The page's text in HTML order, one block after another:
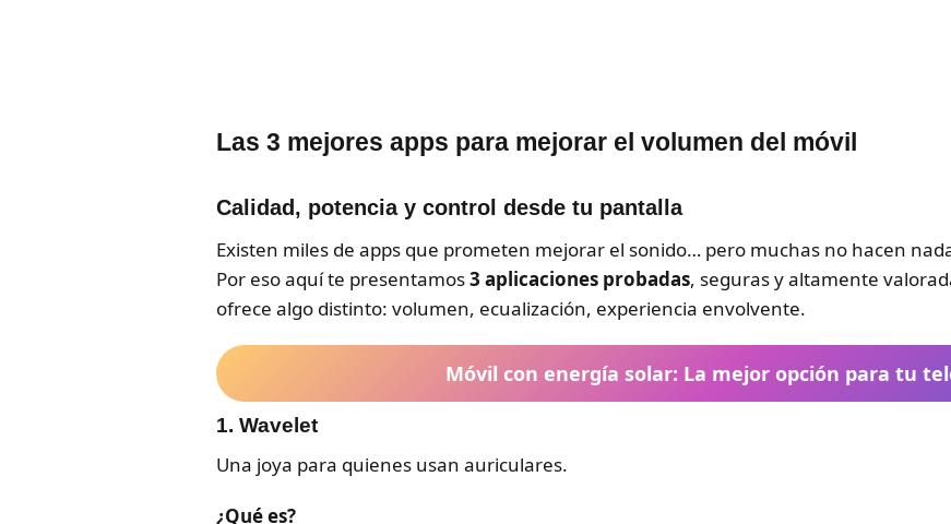
Las 3 mejores apps para mejorar el volumen del móvil
Calidad, potencia y control desde tu pantalla
Existen miles de apps que prometen mejorar el sonido… pero muchas no hacen
Por eso aquí te presentamos3 aplicaciones probadas, seguras y altamente
ofrece algo distinto: volumen, ecualización, experiencia envolvente.
Móvil con energía solar: La mejor opción para tu
1. Wavelet
Una joya para quienes usan auriculares.
¿Qué es?